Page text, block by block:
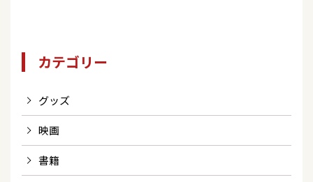
カテゴリー
グッズ
映画
書籍